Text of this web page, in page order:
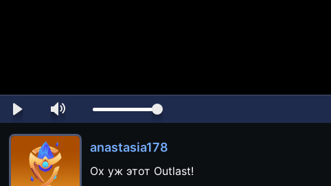
anastasia178
Ох уж этот Outlast!